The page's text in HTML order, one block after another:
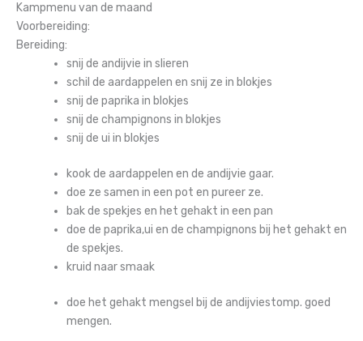
Kampmenu van de maand
Voorbereiding:
Bereiding:
snij de andijvie in slieren
schil de aardappelen en snij ze in blokjes
snij de paprika in blokjes
snij de champignons in blokjes
snij de ui in blokjes
kook de aardappelen en de andijvie gaar.
doe ze samen in een pot en pureer ze.
bak de spekjes en het gehakt in een pan
doe de paprika,ui en de champignons bij het gehakt en
de spekjes.
kruid naar smaak
doe het gehakt mengsel bij de andijviestomp. goed
mengen.